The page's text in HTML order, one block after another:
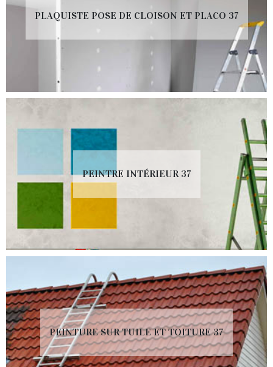
PLAQUISTE POSE DE CLOISON ET PLACO 37
PEINTRE INTÉRIEUR 37
PEINTURE SUR TUILE ET TOITURE 37